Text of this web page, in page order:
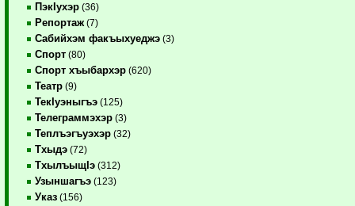
ПэкIухэр (36)
Репортаж (7)
Сабийхэм факъыхуеджэ (3)
Спорт (80)
Спорт хъыбархэр (620)
Театр (9)
ТекIуэныгъэ (125)
Телеграммэхэр (3)
Теплъэгъуэхэр (32)
Тхыдэ (72)
ТхылъыщIэ (312)
Узыншагъэ (123)
Указ (156)